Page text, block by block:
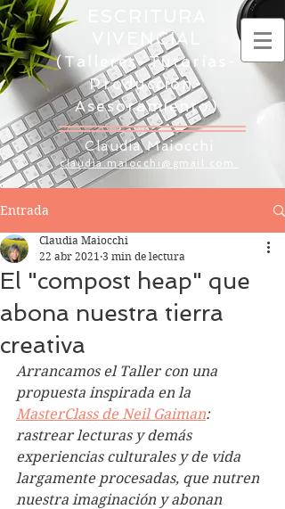
VIVENCIAL
(Talleres-Tutorías-
Producción-
Asesoramiento)
Claudia Maiocchi
claudia.maiocchi@gmail.com
Entrada
El "compost heap" que
abona nuestra tierra
creativa
Claudia Maiocchi
22 abr 2021 3 min de lectura
Arrancamos el Taller con una
propuesta inspirada en la
MasterClass de Neil Gaiman:
rastrear lecturas y demás
experiencias culturales y de vida
largamente procesadas, que nutren
nuestra imaginación y abonan